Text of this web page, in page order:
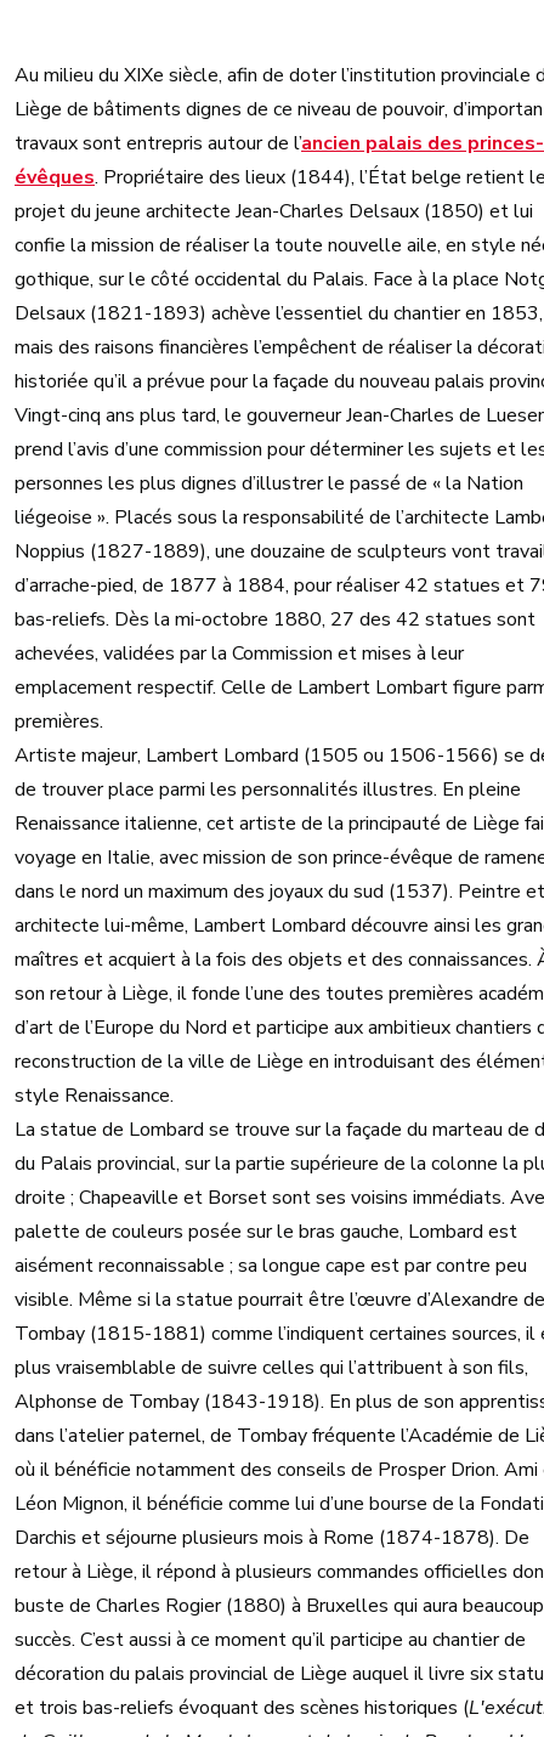
Au milieu du XIXe siècle, afin de doter l’institution provinciale
Liège de bâtiments dignes de ce niveau de pouvoir,
travaux sont entrepris autour de l’ancien palais des princes-
évêques. Propriétaire des lieux (1844), l’État belge retient
projet du jeune architecte Jean-Charles Delsaux (1850) et lui
confie la mission de réaliser la toute nouvelle aile, en style
gothique, sur le côté occidental du Palais. Face à la place
Delsaux (1821-1893) achève l’essentiel du chantier en 1853,
mais des raisons financières l’empêchent de réaliser la
historiée qu’il a prévue pour la façade du nouveau palais
Vingt-cinq ans plus tard, le gouverneur Jean-Charles de
prend l’avis d’une commission pour déterminer les sujets et
personnes les plus dignes d’illustrer le passé de « la Nation
liégeoise ». Placés sous la responsabilité de l’architecte
Noppius (1827-1889), une douzaine de sculpteurs vont
d’arrache-pied, de 1877 à 1884, pour réaliser 42 statues et
bas-reliefs. Dès la mi-octobre 1880, 27 des 42 statues sont
achevées, validées par la Commission et mises à leur
emplacement respectif. Celle de Lambert Lombart figure
premières.
Artiste majeur, Lambert Lombard (1505 ou 1506-1566) se
de trouver place parmi les personnalités illustres. En pleine
Renaissance italienne, cet artiste de la principauté de Liège
voyage en Italie, avec mission de son prince-évêque de
dans le nord un maximum des joyaux du sud (1537). Peintre et
architecte lui-même, Lambert Lombard découvre ainsi les
maîtres et acquiert à la fois des objets et des connaissances.
son retour à Liège, il fonde l’une des toutes premières
d’art de l’Europe du Nord et participe aux ambitieux chantiers
reconstruction de la ville de Liège en introduisant des
style Renaissance.
La statue de Lombard se trouve sur la façade du marteau de
du Palais provincial, sur la partie supérieure de la colonne la
droite ; Chapeaville et Borset sont ses voisins immédiats.
palette de couleurs posée sur le bras gauche, Lombard est
aisément reconnaissable ; sa longue cape est par contre peu
visible. Même si la statue pourrait être l’œuvre d’Alexandre de
Tombay (1815-1881) comme l’indiquent certaines sources, il
plus vraisemblable de suivre celles qui l’attribuent à son fils,
Alphonse de Tombay (1843-1918). En plus de son
dans l’atelier paternel, de Tombay fréquente l’Académie de
où il bénéficie notamment des conseils de Prosper Drion. Ami
Léon Mignon, il bénéficie comme lui d’une bourse de la
Darchis et séjourne plusieurs mois à Rome (1874-1878). De
retour à Liège, il répond à plusieurs commandes officielles
buste de Charles Rogier (1880) à Bruxelles qui aura
succès. C’est aussi à ce moment qu’il participe au chantier de
décoration du palais provincial de Liège auquel il livre six
et trois bas-reliefs évoquant des scènes historiques (